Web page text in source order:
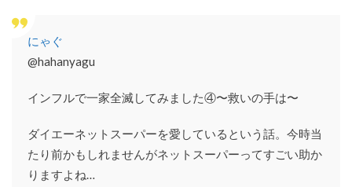
にゃぐ
@hahanyagu
インフルで一家全滅してみました④〜救いの手は〜
ダイエーネットスーパーを愛しているという話。今時当
たり前かもしれませんがネットスーパーってすごい助か
りますよね…